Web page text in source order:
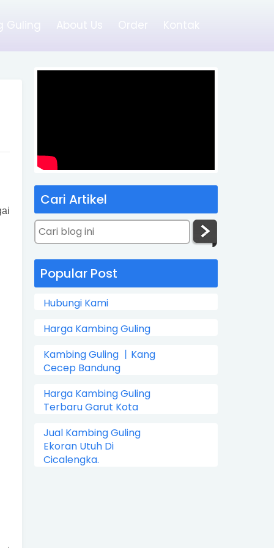
Guling About Us Order Kontak
Cari Artikel
Popular Post
Hubungi Kami
Harga Kambing Guling
Kambing Guling 丨Kang
Cecep Bandung
Harga Kambing Guling
Terbaru Garut Kota
Jual Kambing Guling
Ekoran Utuh Di
Cicalengka.